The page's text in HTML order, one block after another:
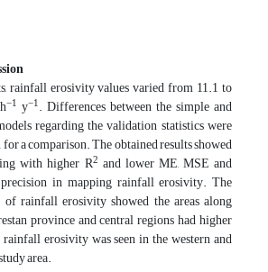
rainfall erosivity values varied from 11.1 to
h−1 y−1. Differences between the simple and
regarding the validation statistics were
a comparison. The obtained results showed
with higher R2 and lower ME, MSE and
in mapping rainfall erosivity. The
rainfall erosivity showed the areas along
province and central regions had higher
erosivity was seen in the western and
area.